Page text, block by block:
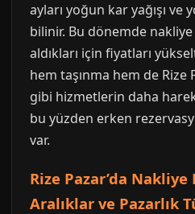
ayları yoğun kar yağışı ve
bilinir. Bu dönemde
aldıkları için fiyatları
hem taşınma hem de
gibi hizmetlerin daha
bu yüzden erken
var.
Rize Pazar’da Nakliye
Aralıklar ve Pazarlık